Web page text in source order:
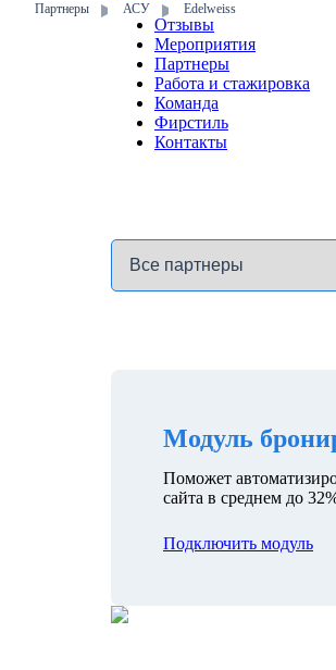
Отзывы
Мероприятия
Партнеры
Работа и стажировка
Команда
Фирстиль
Контакты
Партнеры АСУ Edelweiss
Модуль
Поможет
сайта в среднем до
Подключить модуль